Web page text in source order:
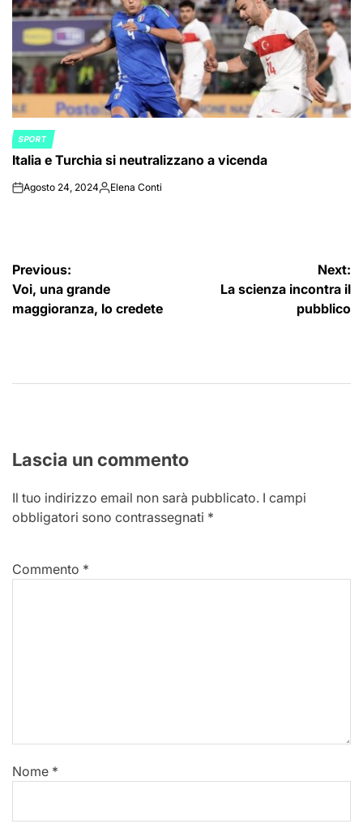
POSTED
IN
SPORT
Italia e Turchia si neutralizzano a vicenda
onAgosto 24, 2024Posted
Elena Conti
Navigazione
articoli
Previous:
Voi, una grande
maggioranza, lo credete
Next:
La scienza incontra il
pubblico
Lascia un commento
Il tuo indirizzo email non sarà pubblicato. I campi
obbligatori sono contrassegnati *
Commento *
Nome *